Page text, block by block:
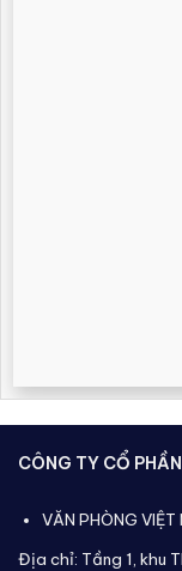
CÔNG TY CỔ
VĂN PHÒNG VIỆT
Địa chỉ: Tầng 1, khu